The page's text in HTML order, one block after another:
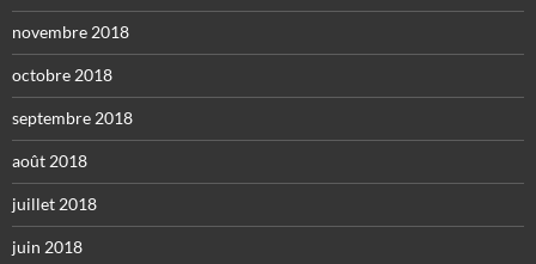
novembre 2018
octobre 2018
septembre 2018
août 2018
juillet 2018
juin 2018